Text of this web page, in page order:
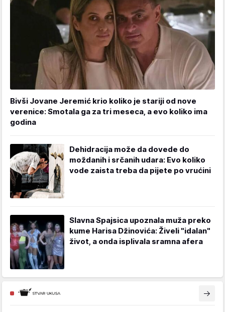
Bivši Jovane Jeremić krio koliko je stariji od nove
verenice: Smotala ga za tri meseca, a evo koliko ima
godina
Dehidracija može da dovede do
moždanih i srčanih udara: Evo koliko
vode zaista treba da pijete po vrućini
Slavna Spajsica upoznala muža preko
kume Harisa Džinovića: Živeli "idalan"
život, a onda isplivala sramna afera